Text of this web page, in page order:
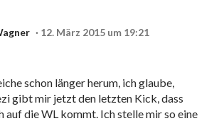
12. März 2015 um 19:21
schon länger herum, ich glaube,
gibt mir jetzt den letzten Kick, dass
auf die WL kommt. Ich stelle mir so eine